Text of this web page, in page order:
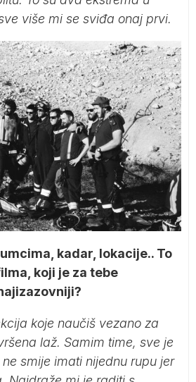
više mi se sviđa onaj prvi.
kadar, lokacije.. To
koji je za tebe
koje naučiš vezano za
laž. Samim time, sve je
smije imati nijednu rupu jer